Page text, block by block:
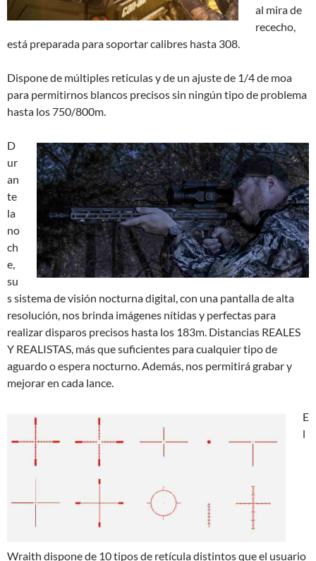
al mira de
rececho,
está preparada para soportar calibres hasta 308.
Dispone de múltiples reticulas y de un ajuste de 1/4 de moa
para permitirnos blancos precisos sin ningún tipo de problema
hasta los 750/800m.
D
ur
an
te
la
no
ch
e,
su
s sistema de visión nocturna digital, con una pantalla de alta
resolución, nos brinda imágenes nítidas y perfectas para
realizar disparos precisos hasta los 183m. Distancias REALES
Y REALISTAS, más que suficientes para cualquier tipo de
aguardo o espera nocturno. Además, nos permitirá grabar y
mejorar en cada lance.
E
l
Wraith dispone de 10 tipos de retícula distintos que el usuario